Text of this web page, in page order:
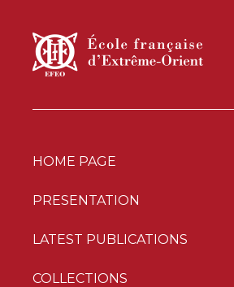
HOME PAGE
PRESENTATION
LATEST PUBLICATIONS
COLLECTIONS